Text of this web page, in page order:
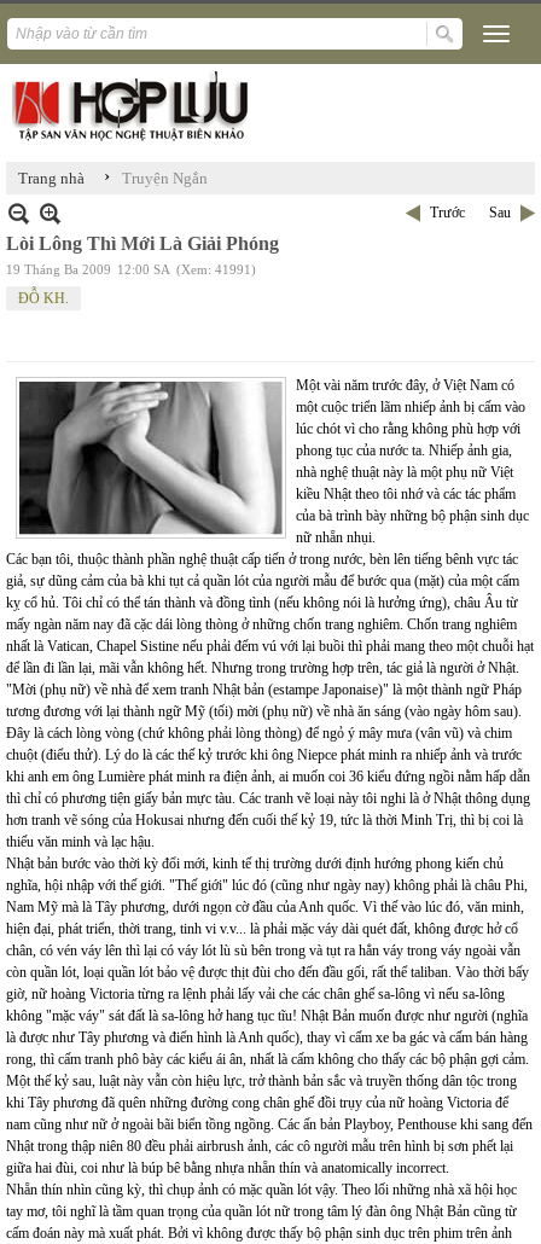
Trang nhà › Truyện Ngắn
Trước Sau
Lòi Lông Thì Mới Là Giải Phóng
19 Tháng Ba 2009 12:00 SA (Xem: 41991)
ĐỖ KH.
Một vài năm trước đây, ở Việt Nam có
một cuộc triển lãm nhiếp ảnh bị cấm vào
lúc chót vì cho rằng không phù hợp với
phong tục của nước ta. Nhiếp ảnh gia,
nhà nghệ thuật này là một phụ nữ Việt
kiều Nhật theo tôi nhớ và các tác phẩm
của bà trình bày những bộ phận sinh dục
nữ nhẵn nhụi.
Các bạn tôi, thuộc thành phần nghệ thuật cấp tiến ở trong nước, bèn lên tiếng bênh vực tác
giả, sự dũng cảm của bà khi tụt cả quần lót của người mẫu để bước qua (mặt) của một cấm
kỵ cổ hủ. Tôi chỉ có thể tán thành và đồng tình (nếu không nói là hưởng ứng), châu Âu từ
mấy ngàn năm nay đã cặc dái lòng thòng ở những chốn trang nghiêm. Chốn trang nghiêm
nhất là Vatican, Chapel Sistine nếu phải đếm vú với lại buồi thì phải mang theo một chuỗi hạt
để lần đi lần lại, mãi vẫn không hết. Nhưng trong trường hợp trên, tác giả là người ở Nhật.
"Mời (phụ nữ) về nhà để xem tranh Nhật bản (estampe Japonaise)" là một thành ngữ Pháp
tương đương với lại thành ngữ Mỹ (tối) mời (phụ nữ) về nhà ăn sáng (vào ngày hôm sau).
Đây là cách lòng vòng (chứ không phải lòng thòng) để ngỏ ý mây mưa (vân vũ) và chim
chuột (điểu thử). Lý do là các thế kỷ trước khi ông Niepce phát minh ra nhiếp ảnh và trước
khi anh em ông Lumière phát minh ra điện ảnh, ai muốn coi 36 kiểu đứng ngồi nằm hấp dẫn
thì chỉ có phương tiện giấy bản mực tàu. Các tranh vẽ loại này tôi nghi là ở Nhật thông dụng
hơn tranh vẽ sóng của Hokusai nhưng đến cuối thế kỷ 19, tức là thời Minh Trị, thì bị coi là
thiếu văn minh và lạc hậu.
Nhật bản bước vào thời kỳ đổi mới, kinh tế thị trường dưới định hướng phong kiến chủ
nghĩa, hội nhập với thế giới. "Thế giới" lúc đó (cũng như ngày nay) không phải là châu Phi,
Nam Mỹ mà là Tây phương, dưới ngọn cờ đầu của Anh quốc. Vì thế vào lúc đó, văn minh,
hiện đại, phát triển, thời trang, tinh vi v.v... là phải mặc váy dài quét đất, không được hở cổ
chân, có vén váy lên thì lại có váy lót lù sù bên trong và tụt ra hẳn váy trong váy ngoài vẫn
còn quần lót, loại quần lót bảo vệ được thịt đùi cho đến đầu gối, rất thể taliban. Vào thời bấy
giờ, nữ hoàng Victoria từng ra lệnh phải lấy vải che các chân ghế sa-lông vì nếu sa-lông
không "mặc váy" sát đất là sa-lông hở hang tục tĩu! Nhật Bản muốn được như người (nghĩa
là được như Tây phương và điển hình là Anh quốc), thay vì cấm xe ba gác và cấm bán hàng
rong, thì cấm tranh phô bày các kiểu ái ân, nhất là cấm không cho thấy các bộ phận gợi cảm.
Một thế kỷ sau, luật này vẫn còn hiệu lực, trở thành bản sắc và truyền thống dân tộc trong
khi Tây phương đã quên những đường cong chân ghế đồi trụy của nữ hoàng Victoria để
nam cũng như nữ ở ngoài bãi biển tồng ngồng. Các ấn bản Playboy, Penthouse khi sang đến
Nhật trong thập niên 80 đều phải airbrush ảnh, các cô người mẫu trên hình bị sơn phết lại
giữa hai đùi, coi như là búp bê bằng nhựa nhẵn thín và anatomically incorrect.
Nhẵn thín nhìn cũng kỳ, thì chụp ảnh có mặc quần lót vậy. Theo lối những nhà xã hội học
tay mơ, tôi nghĩ là tầm quan trọng của quần lót nữ trong tâm lý đàn ông Nhật Bản cũng từ
cấm đoán này mà xuất phát. Bởi vì không được thấy bộ phận sinh dục trên phim trên ảnh